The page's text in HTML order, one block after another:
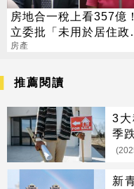
房地合一稅上看357億！
立委批「未用於居住政
策」 蘇貞昌語塞
房產
推薦閱讀
3
季
新